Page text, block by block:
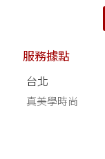
服務據點
台北
真美學時尚